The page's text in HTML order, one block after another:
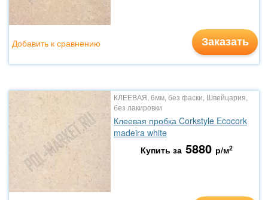
Заказать
Добавить к сравнению
КЛЕЕВАЯ, 6мм, без фаски, Швейцария,
без лакировки
Клеевая пробка Corkstyle Ecocork
madeira white
Купить за 5880 р/м2